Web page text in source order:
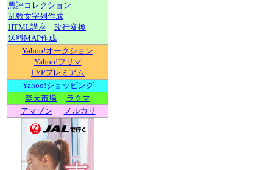
悪評コレクション
乱数文字列作成
HTML講座
改行変換
送料MAP作成
Yahoo!オークション
Yahoo!フリマ
LYPプレミアム
Yahoo!ショッピング
楽天市場
ラクマ
アマゾン
メルカリ